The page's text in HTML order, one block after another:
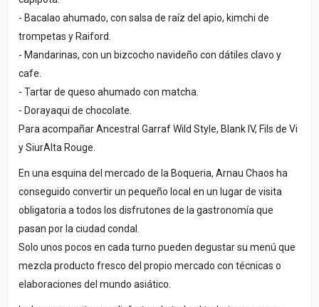
- Bacalao ahumado, con salsa de raíz del apio, kimchi de
trompetas y Raiford.
- Mandarinas, con un bizcocho navideño con dátiles clavo y
cafe.
- Tartar de queso ahumado con matcha.
- Dorayaqui de chocolate.
Para acompañar Ancestral Garraf Wild Style, Blank IV, Fils de Vi
y SiurAlta Rouge.
En una esquina del mercado de la Boqueria, Arnau Chaos ha
conseguido convertir un pequeño local en un lugar de visita
obligatoria a todos los disfrutones de la gastronomía que
pasan por la ciudad condal.
Solo unos pocos en cada turno pueden degustar su menú que
mezcla producto fresco del propio mercado con técnicas o
elaboraciones del mundo asiático.